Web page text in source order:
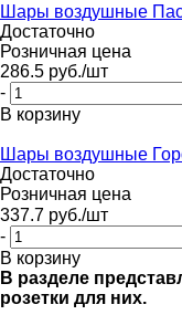
Шары воздушные
Достаточно
Розничная цена
286.5 руб./шт
-
В корзину
Шары воздушные
Достаточно
Розничная цена
337.7 руб./шт
-
В корзину
В разделе
розетки для них.